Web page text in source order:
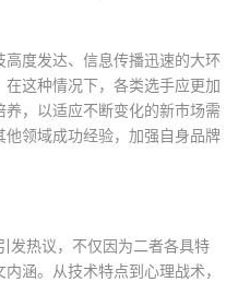
度发达、信息传播迅速的大环
这种情况下，各类选手应更加
，以适应不断变化的新市场需
领域成功经验，加强自身品牌
发热议，不仅因为二者各具特
涵。从技术特点到心理战术，